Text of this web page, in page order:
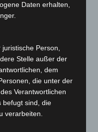
Daten erhalten,
Person,
Stelle außer der
dem
die unter der
Verantwortlichen
befugt sind, die
verarbeiten.